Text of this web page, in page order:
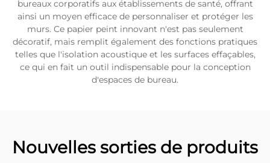
bureaux corporatifs aux établissements de santé, offrant
ainsi un moyen efficace de personnaliser et protéger les
murs. Ce papier peint innovant n'est pas seulement
décoratif, mais remplit également des fonctions pratiques
telles que l'isolation acoustique et les surfaces effaçables,
ce qui en fait un outil indispensable pour la conception
d'espaces de bureau.
Nouvelles sorties de produits